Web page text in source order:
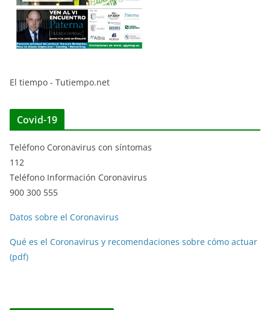
El tiempo - Tutiempo.net
Covid-19
Teléfono Coronavirus con síntomas
112
Teléfono Información Coronavirus
900 300 555
Datos sobre el Coronavirus
Qué es el Coronavirus y recomendaciones sobre cómo actuar
(pdf)